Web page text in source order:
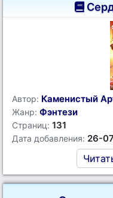
Автор: Каменистый
Жанр: Фэнтези
Страниц: 131
Дата добавления: 26-